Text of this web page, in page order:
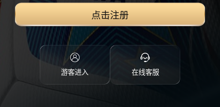
点击注册
游客进入 在线客服